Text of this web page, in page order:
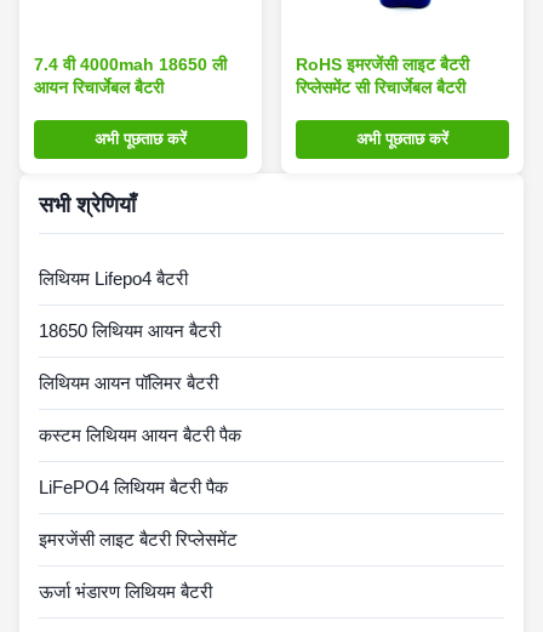
7.4 वी 4000mah 18650 ली
आयन रिचार्जेबल बैटरी
अभी पूछताछ करें
RoHS इमरजेंसी लाइट बैटरी
रिप्लेसमेंट सी रिचार्जेबल बैटरी
अभी पूछताछ करें
सभी श्रेणियाँ
लिथियम Lifepo4 बैटरी
18650 लिथियम आयन बैटरी
लिथियम आयन पॉलिमर बैटरी
कस्टम लिथियम आयन बैटरी पैक
LiFePO4 लिथियम बैटरी पैक
इमरजेंसी लाइट बैटरी रिप्लेसमेंट
ऊर्जा भंडारण लिथियम बैटरी